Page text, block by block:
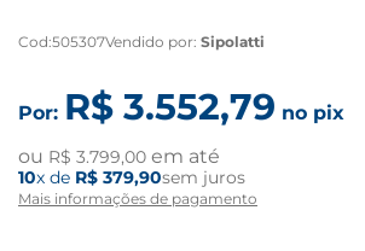
Cod:505307Vendido por: Sipolatti
Por: R$ 3.552,79 no pix
ou R$ 3.799,00 em até
10x de R$ 379,90sem juros
Mais informações de pagamento